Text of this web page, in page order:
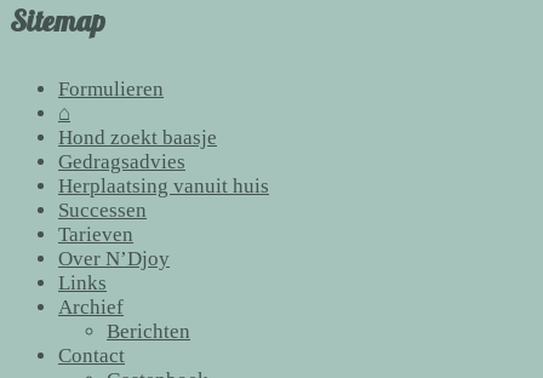
Sitemap
Formulieren
⌂
Hond zoekt baasje
Gedragsadvies
Herplaatsing vanuit huis
Successen
Tarieven
Over N’Djoy
Links
Archief
Berichten
Contact